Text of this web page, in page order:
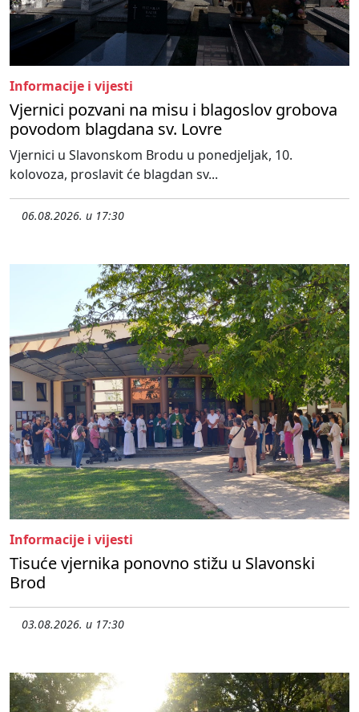
Informacije i vijesti
Vjernici pozvani na misu i blagoslov grobova
povodom blagdana sv. Lovre
Vjernici u Slavonskom Brodu u ponedjeljak, 10.
kolovoza, proslavit će blagdan sv...
06.08.2026. u 17:30
Informacije i vijesti
Tisuće vjernika ponovno stižu u Slavonski
Brod
03.08.2026. u 17:30